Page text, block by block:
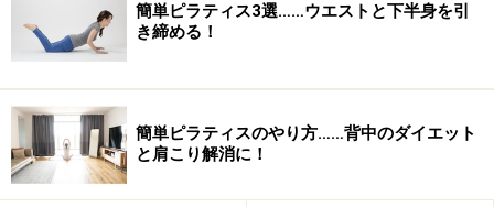
女性ホルモンと自律神経
自律神経の乱れは、美容やダイエットの大敵です。 体の
内側からの不調は、どんなに高級な化粧品やサプリメン
簡単ピラティス3選……ウエストと下半身を引
き締める！
簡単ピラティスのやり方……背中のダイエット
と肩こり解消に！